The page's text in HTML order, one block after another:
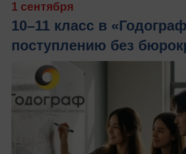
1 сентября
10–11 класс в
поступлению без